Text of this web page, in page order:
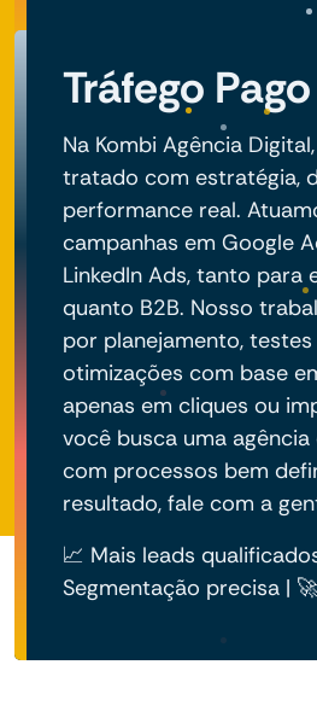
Tráfego Pago
Na Kombi Agência
tratado com estratégia,
performance real.
campanhas em Google
LinkedIn Ads, tanto para
quanto B2B. Nosso
por planejamento,
otimizações com base
apenas em cliques ou
você busca uma
com processos bem
resultado, fale com a
📈 Mais leads
Segmentação precisa |